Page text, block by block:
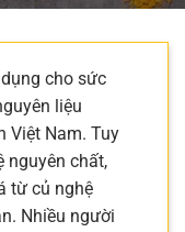
cho sức
liệu
Việt Nam. Tuy
nguyên chất,
từ củ nghệ
Nhiều người